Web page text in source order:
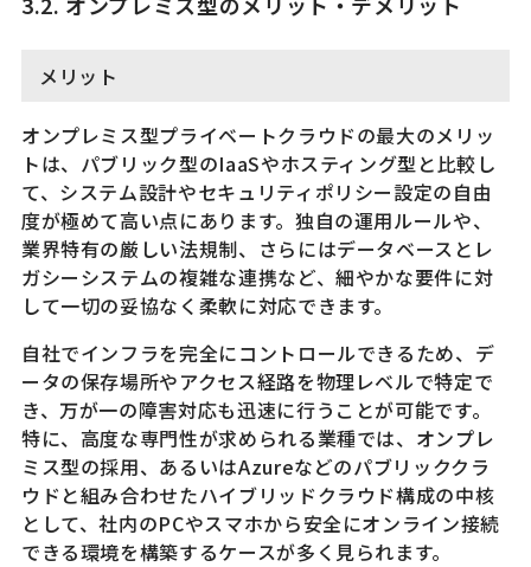
メリット
オンプレミス型プライベートクラウドの最大のメリッ
トは、パブリック型のIaaSやホスティング型と比較し
て、システム設計やセキュリティポリシー設定の自由
度が極めて高い点にあります。独自の運用ルールや、
業界特有の厳しい法規制、さらにはデータベースとレ
ガシーシステムの複雑な連携など、細やかな要件に対
して一切の妥協なく柔軟に対応できます。
自社でインフラを完全にコントロールできるため、デ
ータの保存場所やアクセス経路を物理レベルで特定で
き、万が一の障害対応も迅速に行うことが可能です。
特に、高度な専門性が求められる業種では、オンプレ
ミス型の採用、あるいはAzureなどのパブリッククラ
ウドと組み合わせたハイブリッドクラウド構成の中核
として、社内のPCやスマホから安全にオンライン接続
できる環境を構築するケースが多く見られます。